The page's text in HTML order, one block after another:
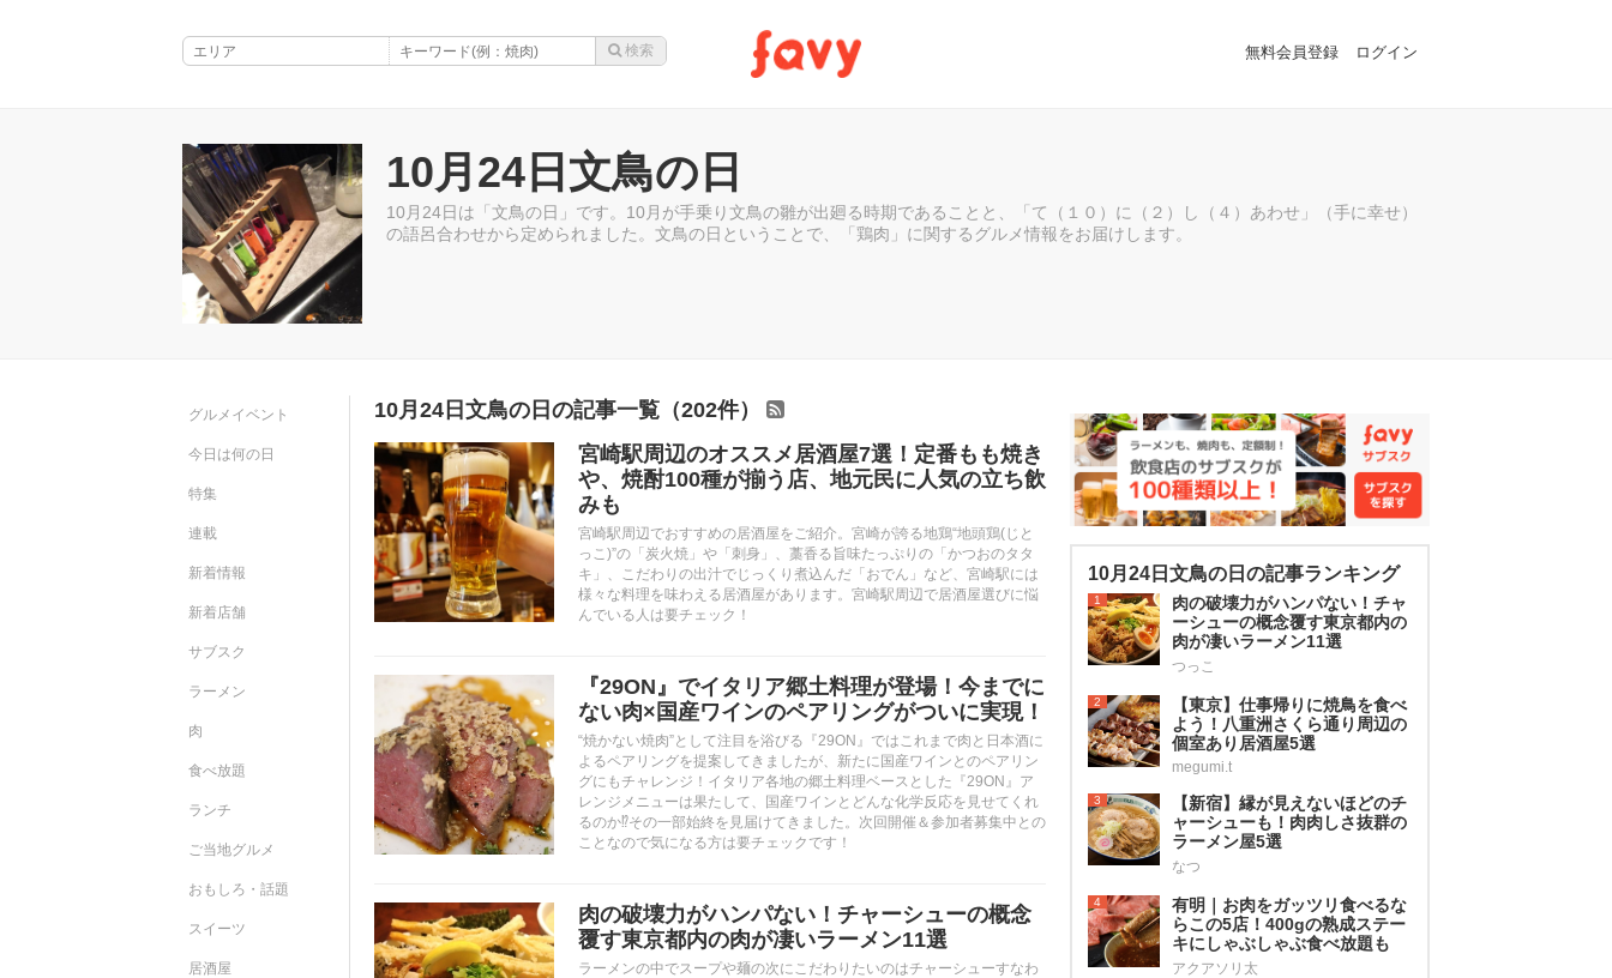
無料会員登録 ログイン
10月24日文鳥の日
10月24日は「文鳥の日」です。10月が手乗り文鳥の雛が出廻る時期であることと、「て（１０）に（２）し（４）あわせ」（手に幸せ）
の語呂合わせから定められました。文鳥の日ということで、「鶏肉」に関するグルメ情報をお届けします。
10月24日文鳥の日の記事一覧（202件）
宮崎駅周辺のオススメ居酒屋7選！定番もも焼き
や、焼酎100種が揃う店、地元民に人気の立ち飲
みも
宮崎駅周辺でおすすめの居酒屋をご紹介。宮崎が誇る地鶏“地頭鶏(じと
っこ)”の「炭火焼」や「刺身」、藁香る旨味たっぷりの「かつおのタタ
キ」、こだわりの出汁でじっくり煮込んだ「おでん」など、宮崎駅には
様々な料理を味わえる居酒屋があります。宮崎駅周辺で居酒屋選びに悩
んでいる人は要チェック！
『29ON』でイタリア郷土料理が登場！今までに
ない肉×国産ワインのペアリングがついに実現！
“焼かない焼肉”として注目を浴びる『29ON』ではこれまで肉と日本酒に
よるペアリングを提案してきましたが、新たに国産ワインとのペアリン
グにもチャレンジ！イタリア各地の郷土料理ベースとした『29ON』ア
レンジメニューは果たして、国産ワインとどんな化学反応を見せてくれ
るのか⁉︎その一部始終を見届けてきました。次回開催＆参加者募集中との
ことなので気になる方は要チェックです！
肉の破壊力がハンパない！チャーシューの概念
覆す東京都内の肉が凄いラーメン11選
ラーメンの中でスープや麺の次にこだわりたいのはチャーシューすなわ
10月24日文鳥の日の記事ランキング
1
肉の破壊力がハンパない！チャ
ーシューの概念覆す東京都内の
肉が凄いラーメン11選
つっこ
2
【東京】仕事帰りに焼鳥を食べ
よう！八重洲さくら通り周辺の
個室あり居酒屋5選
megumi.t
3
【新宿】縁が見えないほどのチ
ャーシューも！肉肉しさ抜群の
ラーメン屋5選
なつ
4
有明｜お肉をガッツリ食べるな
らこの5店！400gの熟成ステー
キにしゃぶしゃぶ食べ放題も
アクアソリ太
グルメイベント
今日は何の日
特集
連載
新着情報
新着店舗
サブスク
ラーメン
肉
食べ放題
ランチ
ご当地グルメ
おもしろ・話題
スイーツ
居酒屋